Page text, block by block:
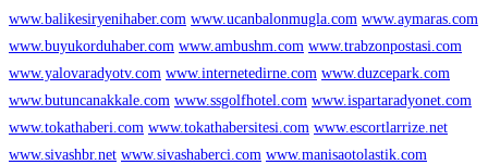
www.balikesiryenihaber.com www.ucanbalonmugla.com www.aymaras.com
www.buyukorduhaber.com www.ambushm.com www.trabzonpostasi.com
www.yalovaradyotv.com www.internetedirne.com www.duzcepark.com
www.butuncanakkale.com www.ssgolfhotel.com www.ispartaradyonet.com
www.tokathaberi.com www.tokathabersitesi.com www.escortlarrize.net
www.sivashbr.net www.sivashaberci.com www.manisaotolastik.com